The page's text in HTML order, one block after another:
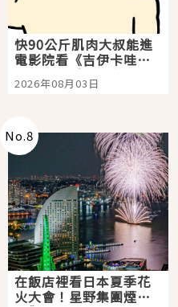
快90公斤肌肉大叔能進
電影院看《吉伊卡哇》
嗎？日本重金屬樂團
「打首」會長與nagano
2026年08月03日
No.8
在飯店裡看日本夏季花
火大會！星野集團煙火